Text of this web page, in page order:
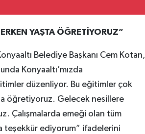
YAŞTA ÖĞRETİYORUZ”
Belediye Başkanı Cem Kotan,
Konyaaltı’mızda
düzenliyor. Bu eğitimler çok
öğretiyoruz. Gelecek nesillere
Çalışmalarda emeği olan tüm
teşekkür ediyorum” ifadelerini